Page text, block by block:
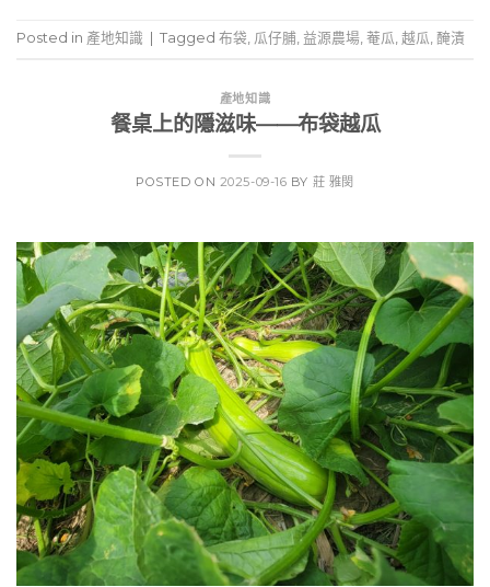
Posted in 產地知識 Tagged 布袋, 瓜仔脯, 益源農場, 菴瓜, 越瓜, 醃漬
產地知識
餐桌上的隱滋味——布袋越瓜
POSTED ON 2025-09-16 BY 莊 雅閔